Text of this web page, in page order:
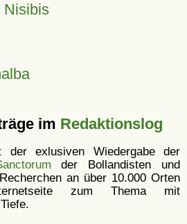
Nisibis
im Redaktionslog
der exlusiven Wiedergabe der
der Bollandisten und
an über 10.000 Orten
zum Thema mit